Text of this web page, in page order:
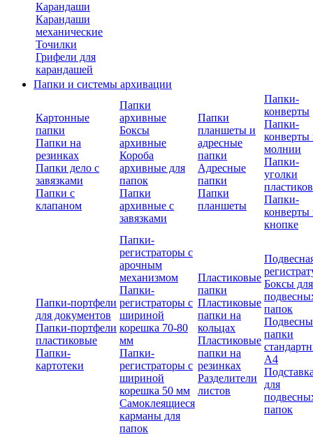
Карандаши
Карандаши
механические
Точилки
Грифели для
карандашей
Папки и системы архивации
Картонные
папки
Папки на
резинках
Папки дело с
завязками
Папки с
клапаном
Папки
архивные
Боксы
архивные
Короба
архивные для
папок
Папки
архивные с
завязками
Папки
планшеты и
адресные
папки
Адресные
папки
Папки
планшеты
Папки-
конверты
Папки-
конверты
молнии
Папки-
уголки
Папки-
конверты
кнопке
Папки-портфели
для документов
Папки-портфели
пластиковые
Папки-
картотеки
Папки-
регистраторы с
арочным
механизмом
Папки-
регистраторы с
шириной
корешка 70-80
мм
Папки-
регистраторы с
шириной
корешка 50 мм
Самоклеящиеся
карманы для
папок
Пластиковые
папки
Пластиковые
папки на
кольцах
Пластиковые
папки на
резинках
Разделители
листов
Боксы для
папок
папки
А4
для
папок